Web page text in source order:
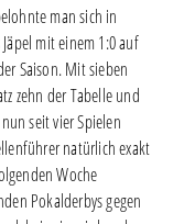
man sich in
mit einem 1:0 auf
Saison. Mit sieben
zehn der Tabelle und
seit vier Spielen
natürlich exakt
Woche
Pokalderbys gegen